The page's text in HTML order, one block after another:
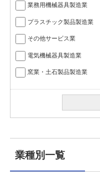
業務用機械器具製造業
プラスチック製品製造業
その他サービス業
電気機械器具製造業
窯業・土石製品製造業
業種別一覧